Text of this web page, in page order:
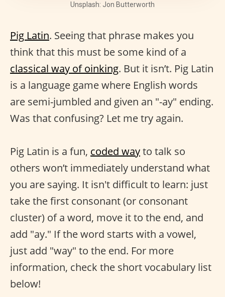
Unsplash: Jon Butterworth
Pig Latin. Seeing that phrase makes you
think that this must be some kind of a
classical way of oinking. But it isn’t. Pig Latin
is a language game where English words
are semi-jumbled and given an "-ay" ending.
Was that confusing? Let me try again.
Pig Latin is a fun, coded wayto talk so
others won’t immediately understand what
you are saying. It isn't difficult to learn: just
take the first consonant (or consonant
cluster) of a word, move it to the end, and
add "ay." If the word starts with a vowel,
just add "way" to the end. For more
information, check the short vocabulary list
below!